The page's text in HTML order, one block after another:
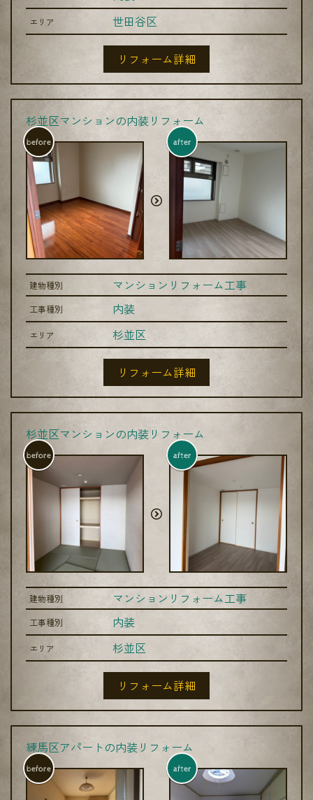
エリア 世田谷区
リフォーム詳細
杉並区マンションの内装リフォーム
before after
建物種別 マンションリフォーム工事
工事種別 内装
エリア 杉並区
リフォーム詳細
杉並区マンションの内装リフォーム
before after
建物種別 マンションリフォーム工事
工事種別 内装
エリア 杉並区
リフォーム詳細
練馬区アパートの内装リフォーム
before after